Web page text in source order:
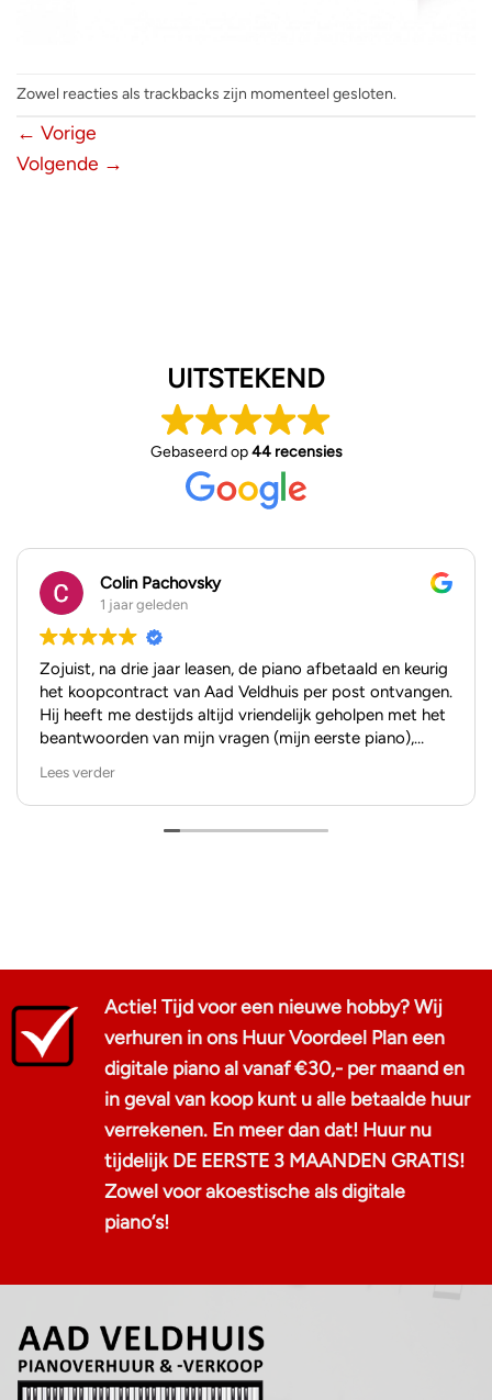
Zowel reacties als trackbacks zijn momenteel gesloten.
← Vorige
Volgende →
UITSTEKEND
Gebaseerd op44 recensies
Colin Pachovsky
1 jaar geleden
Zojuist, na drie jaar leasen, de piano afbetaald en keurig
het koopcontract van Aad Veldhuis per post ontvangen.
Hij heeft me destijds altijd vriendelijk geholpen met het
beantwoorden van mijn vragen (mijn eerste piano),
ervaren.
Lees verder
Actie! Tijd voor een nieuwe hobby? Wij
verhuren in ons Huur Voordeel Plan een
digitale piano al vanaf €30,- per maand en
in geval van koop kunt u alle betaalde huur
verrekenen. En meer dan dat! Huur nu
tijdelijk DE EERSTE 3 MAANDEN GRATIS!
Zowel voor akoestische als digitale
piano‘s!